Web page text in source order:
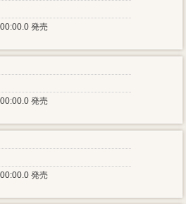
発売
発売
発売